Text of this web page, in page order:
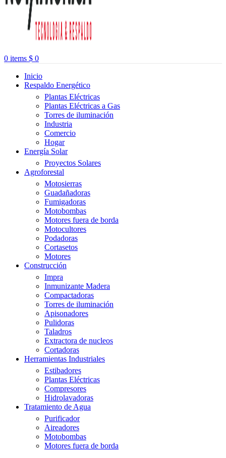
0 items $ 0
Inicio
Respaldo Energético
Plantas Eléctricas
Plantas Eléctricas a Gas
Torres de iluminación
Industria
Comercio
Hogar
Energía Solar
Proyectos Solares
Agroforestal
Motosierras
Guadañadoras
Fumigadoras
Motobombas
Motores fuera de borda
Motocultores
Podadoras
Cortasetos
Motores
Construcción
Impra
Inmunizante Madera
Compactadoras
Torres de iluminación
Apisonadores
Pulidoras
Taladros
Extractora de nucleos
Cortadoras
Herramientas Industriales
Estibadores
Plantas Eléctricas
Compresores
Hidrolavadoras
Tratamiento de Agua
Purificador
Aireadores
Motobombas
Motores fuera de borda